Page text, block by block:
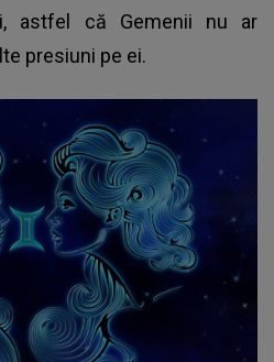
astfel că Gemenii nu ar
presiuni pe ei.